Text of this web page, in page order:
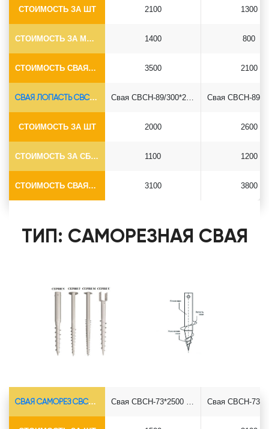
СТОИМОСТЬ ЗА ШТ
СТОИМОСТЬ ЗА МОНТАЖ
СТОИМОСТЬ СВАЯ+СБОРКА (БЕЗ ОГОЛОВКА)
2100
1400
3500
1300
800
2100
СВАЯ ЛОПАСТЬ СВСН-Ø89*6.5
СТОИМОСТЬ ЗА ШТ
СТОИМОСТЬ ЗА СБОРКУ
СТОИМОСТЬ СВАЯ+СБОРКА (БЕЗ ОГОЛОВКА)
Свая СВСН-89/300*2500
2000
1100
3100
2600
1200
3800
ТИП: САМОРЕЗНАЯ СВАЯ
СВАЯ САМОРЕЗ СВСН-Ø73*5.5 Свая СВСН-73*2500 саморез